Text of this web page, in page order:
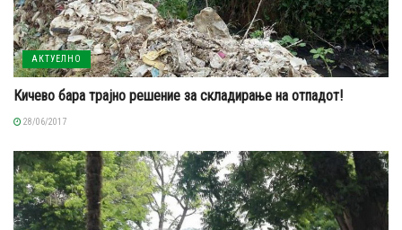
АКТУЕЛНО
Кичево бара трајно решение за складирање на отпадот!
28/06/2017